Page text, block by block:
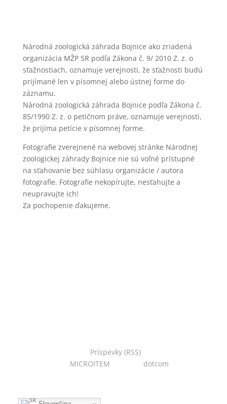
Národná zoologická záhrada Bojnice ako zriadená
organizácia MŽP SR podľa Zákona č. 9/ 2010 Z. z. o
sťažnostiach, oznamuje verejnosti, že sťažnosti budú
prijímané len v písomnej alebo ústnej forme do
záznamu.
Národná zoologická záhrada Bojnice podľa Zákona č.
85/1990 Z. z. o petičnom práve, oznamuje verejnosti,
že prijíma petície v písomnej forme.
Fotografie zverejnené na webovej stránke Národnej
zoologickej záhrady Bojnice nie sú voľné prístupné
na sťahovanie bez súhlasu organizácie / autora
fotografie. Fotografie nekopírujte, nesťahujte a
neupravujte ich!
Za pochopenie ďakujeme.
Príspevky (RSS)
MICROITEM dotcom